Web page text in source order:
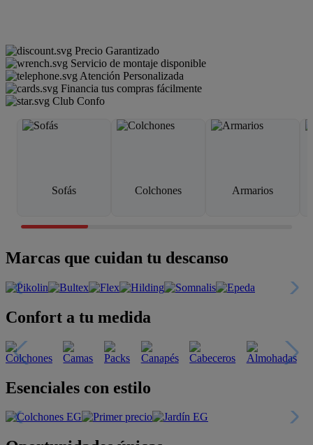
Precio Garantizado
Servicio de montaje disponible
Atención Personalizada
Financia tus compras fácilmente
Club Confo
Sofás Colchones Armarios
Marcas que cuidan tu descanso
Confort a tu medida
Esenciales con estilo